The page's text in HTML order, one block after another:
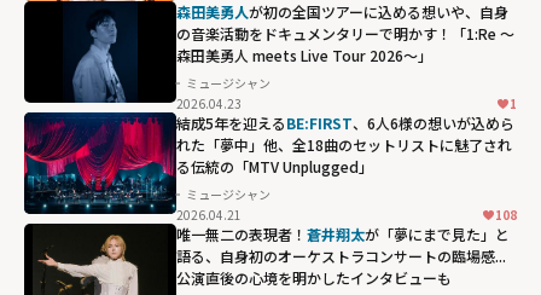
森田美勇人が初の全国ツアーに込める想いや、自身
の音楽活動をドキュメンタリーで明かす！「1:Re ～
森田美勇人 meets Live Tour 2026～」
ミュージシャン
2026.04.23
1
結成5年を迎えるBE:FIRST、6人6様の想いが込めら
れた「夢中」他、全18曲のセットリストに魅了され
る伝統の「MTV Unplugged」
ミュージシャン
2026.04.21
108
唯一無二の表現者！ 蒼井翔太が「夢にまで見た」と
語る、自身初のオーケストラコンサートの臨場感...
公演直後の心境を明かしたインタビューも